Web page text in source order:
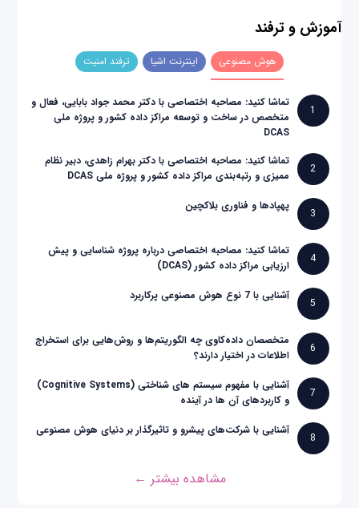
آموزش و ترفند
هوش مصنوعی اینترنت اشیا ترفند امنیت
1
تماشا کنید: مصاحبه اختصاصی با دکتر محمد جواد بابایی، فعال و
متخصص در ساخت و توسعه مراکز داده کشور و پروژه ملی
DCAS
2
تماشا کنید: مصاحبه اختصاصی با دکتر بهرام زاهدی، دبیر نظام
ممیزی و رتبه‌بندی مراکز داده کشور و پروژه ملی DCAS
3
پهپادها و فناوری بلاکچین
4
تماشا کنید: مصاحبه اختصاصی درباره پروژه شناسایی و پیش
ارزیابی مراکز داده کشور (DCAS)
5
آشنایی با 7 نوع هوش مصنوعی پرکاربرد
6
متخصصان داده‌کاوی چه الگوریتم‌ها و روش‌هایی برای استخراج
اطلاعات در اختیار دارند؟
7
آشنایی با مفهوم سیستم های شناختی (Cognitive Systems)
و کاربردهای آن ها در آینده
8
آشنایی با شرکت‌های پیشرو و تاثیرگذار بر دنیای هوش مصنوعی
مشاهده بیشتر ←